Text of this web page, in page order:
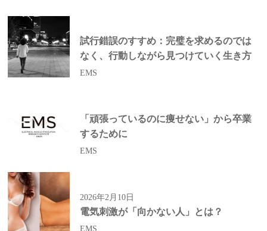
試行錯誤のすすめ：完璧を求めるのでは
なく、行動しながら見つけていく生き方
EMS
「頑張っているのに痩せない」から卒業
するために
EMS
2026年2月10日
電気刺激が「向かない人」とは？
EMS